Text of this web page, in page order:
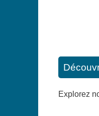
Explorez